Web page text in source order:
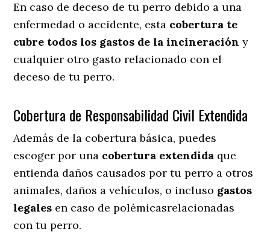
En caso de deceso de tu perro debido a una
enfermedad o accidente, esta cobertura te
cubre todos los gastos de la incineración y
cualquier otro gasto relacionado con el
deceso de tu perro.
Cobertura de Responsabilidad Civil Extendida
Además de la cobertura básica, puedes
escoger por una cobertura extendida que
entienda daños causados por tu perro a otros
animales, daños a vehículos, o incluso gastos
legales en caso de polémicasrelacionadas
con tu perro.